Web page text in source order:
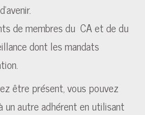
de membres du CA et de du
dont les mandats
être présent, vous pouvez
un autre adhérent en utilisant